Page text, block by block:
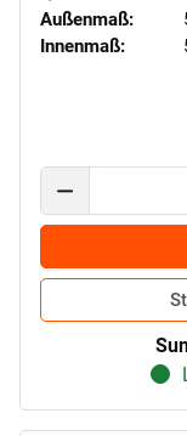
Außenmaß:
Innenmaß: